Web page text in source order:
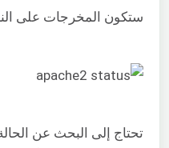
ستكون المخرجات على